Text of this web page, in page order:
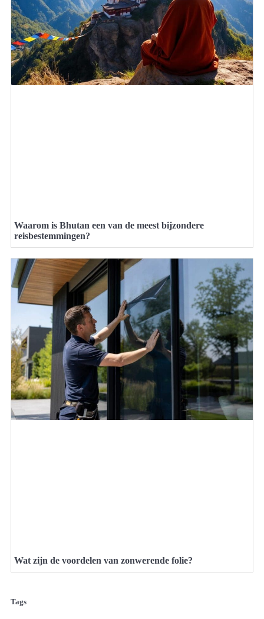
Waarom is Bhutan een van de meest bijzondere
reisbestemmingen?
Wat zijn de voordelen van zonwerende folie?
Tags